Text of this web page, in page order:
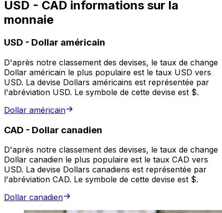
USD - CAD informations sur la
monnaie
USD - Dollar américain
D'après notre classement des devises, le taux de change
Dollar américain le plus populaire est le taux USD vers
USD. La devise Dollars américains est représentée par
l'abréviation USD. Le symbole de cette devise est $.
Dollar américain
CAD - Dollar canadien
D'après notre classement des devises, le taux de change
Dollar canadien le plus populaire est le taux CAD vers
USD. La devise Dollars canadiens est représentée par
l'abréviation CAD. Le symbole de cette devise est $.
Dollar canadien